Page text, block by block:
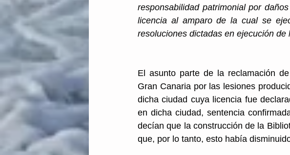
responsabilidad patrimonial por
licencia al amparo de la cual se
resoluciones dictadas en ejecución
El asunto parte de la reclamación
Gran Canaria por las lesiones
dicha ciudad cuya licencia fue
en dicha ciudad, sentencia
decían que la construcción de la
que, por lo tanto, esto había